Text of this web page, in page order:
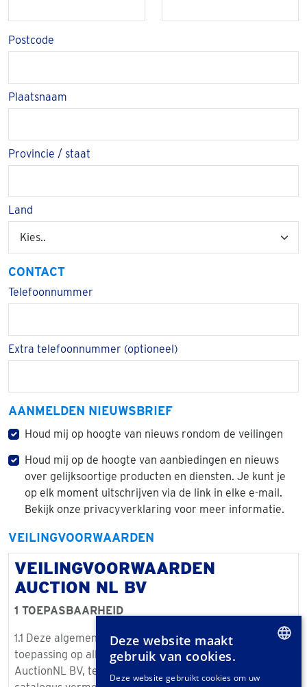
Postcode
Plaatsnaam
Provincie / staat
Land
CONTACT
Telefoonnummer
Extra telefoonnummer (optioneel)
AANMELDEN NIEUWSBRIEF
Houd mij op hoogte van nieuws rondom de veilingen
Houd mij op de hoogte van aanbiedingen en nieuws
over gelijksoortige producten en diensten. Je kunt je
op elk moment uitschrijven via de link in elke e-mail.
Bekijk onze privacyverklaring voor meer informatie.
VEILINGVOORWAARDEN
VEILINGVOORWAARDEN
AUCTION NL BV
1 TOEPASBAARHEID
1.1 Deze algemene veilingvoorwaarden zijn van
toepassing op alle veilingen georganiseerd door
AuctionNL BV, tenzij uitdrukkelijk anders in een
Deze website maakt
gebruik van cookies.
Deze website gebruikt cookies om uw